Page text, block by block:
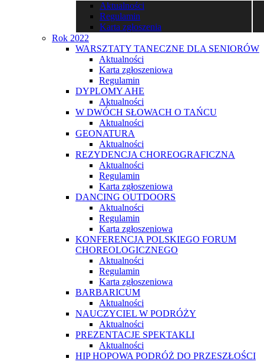
Aktualności
Regulamin
Karta zgłoszenia
Rok 2022
WARSZTATY TANECZNE DLA SENIORÓW
Aktualności
Karta zgłoszeniowa
Regulamin
DYPLOMY AHE
Aktualności
W DWÓCH SŁOWACH O TAŃCU
Aktualności
GEONATURA
Aktualności
REZYDENCJA CHOREOGRAFICZNA
Aktualności
Regulamin
Karta zgłoszeniowa
DANCING OUTDOORS
Aktualności
Regulamin
Karta zgłoszeniowa
KONFERENCJA POLSKIEGO FORUM
CHOREOLOGICZNEGO
Aktualności
Regulamin
Karta zgłoszeniowa
BARBARICUM
Aktualności
NAUCZYCIEL W PODRÓŻY
Aktualności
PREZENTACJE SPEKTAKLI
Aktualności
HIP HOPOWA PODRÓŻ DO PRZESZŁOŚCI